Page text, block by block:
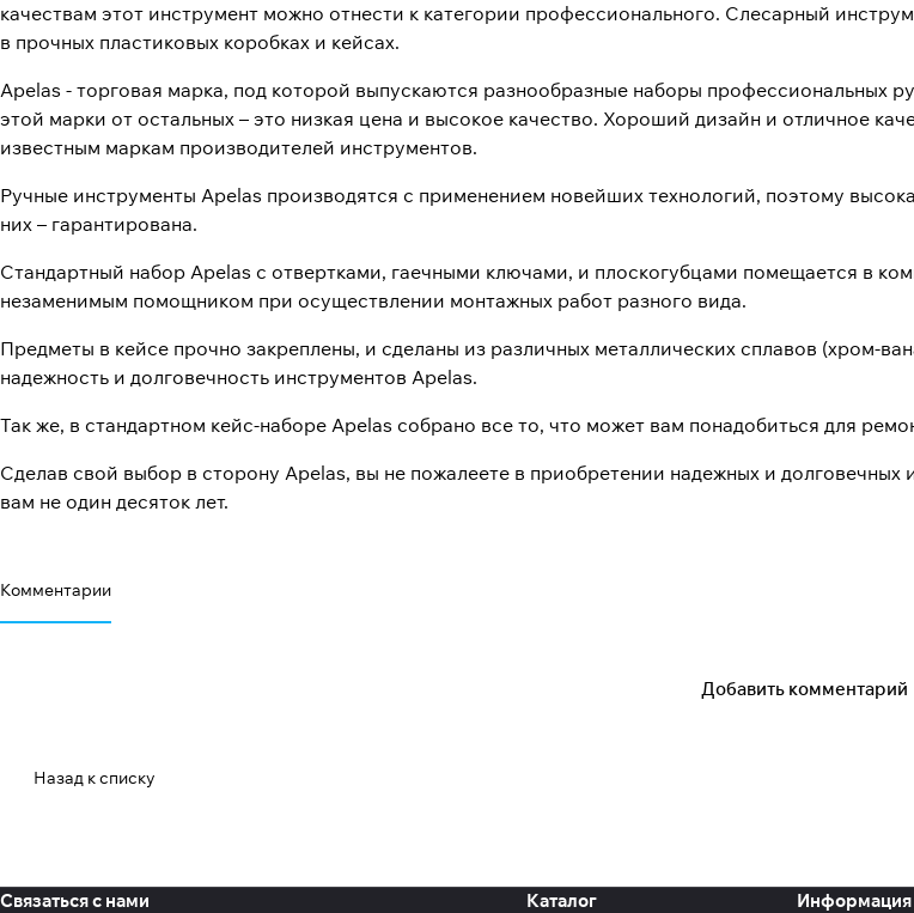
качествам этот инструмент можно отнести к категории профессионального. Слесарный
в прочных пластиковых коробках и кейсах.
Apelas - торговая марка, под которой выпускаются разнообразные наборы профессиональных
этой марки от остальных – это низкая цена и высокое качество. Хороший дизайн и отличное
известным маркам производителей инструментов.
Ручные инструменты Apelas производятся с применением новейших технологий, поэтому
них – гарантирована.
Стандартный набор Apelas с отвертками, гаечными ключами, и плоскогубцами помещается в
незаменимым помощником при осуществлении монтажных работ разного вида.
Предметы в кейсе прочно закреплены, и сделаны из различных металлических сплавов (хром-
надежность и долговечность инструментов Apelas.
Так же, в стандартном кейс-наборе Apelas собрано все то, что может вам понадобиться для
Сделав свой выбор в сторону Apelas, вы не пожалеете в приобретении надежных и долговечных
вам не один десяток лет.
Комментарии
Добавить комментарий
Назад к списку
Связаться с нами Каталог Информация